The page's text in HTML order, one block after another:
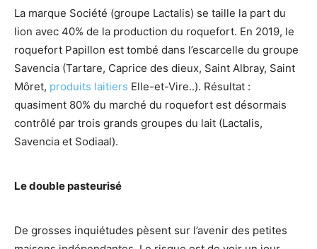
La marque Société (groupe Lactalis) se taille la part du
lion avec 40% de la production du roquefort. En 2019, le
roquefort Papillon est tombé dans l’escarcelle du groupe
Savencia (Tartare, Caprice des dieux, Saint Albray, Saint
Môret, produits laitiers Elle-et-Vire..). Résultat :
quasiment 80% du marché du roquefort est désormais
contrôlé par trois grands groupes du lait (Lactalis,
Savencia et Sodiaal).
Le double pasteurisé
De grosses inquiétudes pèsent sur l’avenir des petites